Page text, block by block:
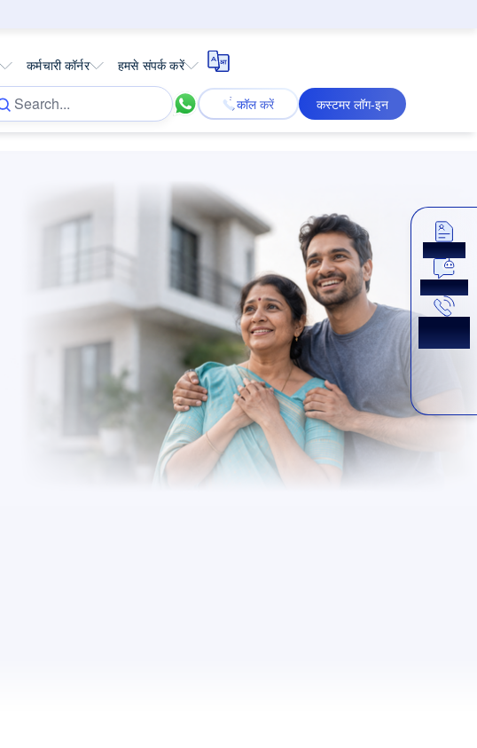
कर्मचारी कॉर्नर हमसे संपर्क करें
कॉल करें कस्टमर लॉग-इन
अप्लाई करें
अभी चैट करें